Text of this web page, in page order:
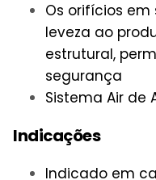
Os orifícios
leveza ao
estrutural,
segurança
Sistema Air de
Indicações
Indicado em